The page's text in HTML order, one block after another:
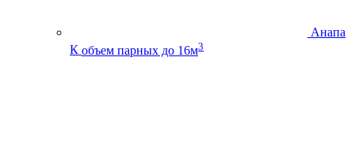
Анапа
К объем парных до 16м3